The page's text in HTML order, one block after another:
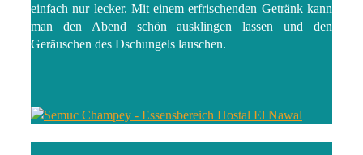
einfach nur lecker. Mit einem erfrischenden Getränk kann
man den Abend schön ausklingen lassen und den
Geräuschen des Dschungels lauschen.